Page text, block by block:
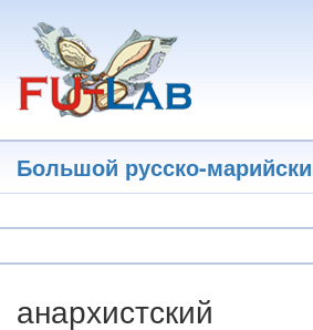
основному
содержанию
Большой русско-
анархистский